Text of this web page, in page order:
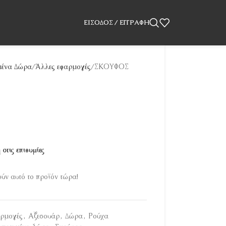
ΕΊΣΟΔΟΣ / ΕΓΓΡΑΦΉ
Δώρα Άλλες εφαρμογές ΣΚΟΥΦΟΣ
επιθυμίες
αυτό το προϊόν τώρα!
, Αξεσουάρ, Δώρα, Ρούχα